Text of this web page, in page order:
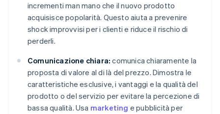
incrementi man mano che il nuovo prodotto
acquisisce popolarità. Questo aiuta a prevenire
shock improvvisi per i clienti e riduce il rischio di
perderli.
Comunicazione chiara: comunica chiaramente la
proposta di valore al di là del prezzo. Dimostra le
caratteristiche esclusive, i vantaggi e la qualità del
prodotto o del servizio per evitare la percezione di
bassa qualità. Usa marketing e pubblicità per